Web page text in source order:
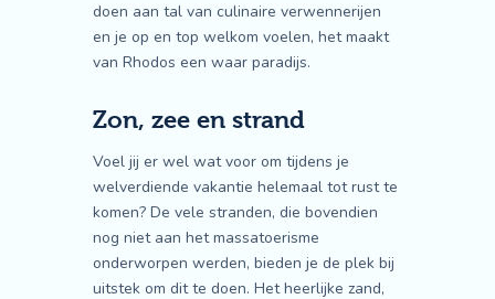
doen aan tal van culinaire verwennerijen
en je op en top welkom voelen, het maakt
van Rhodos een waar paradijs.
Zon, zee en strand
Voel jij er wel wat voor om tijdens je
welverdiende vakantie helemaal tot rust te
komen? De vele stranden, die bovendien
nog niet aan het massatoerisme
onderworpen werden, bieden je de plek bij
uitstek om dit te doen. Het heerlijke zand,